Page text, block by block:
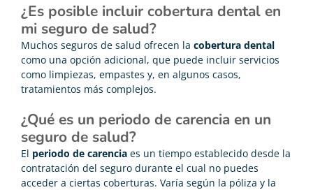
¿Es posible incluir cobertura dental en
mi seguro de salud?
Muchos seguros de salud ofrecen la cobertura dental
como una opción adicional, que puede incluir servicios
como limpiezas, empastes y, en algunos casos,
tratamientos más complejos.
¿Qué es un periodo de carencia en un
seguro de salud?
El periodo de carencia es un tiempo establecido desde la
contratación del seguro durante el cual no puedes
acceder a ciertas coberturas. Varía según la póliza y la